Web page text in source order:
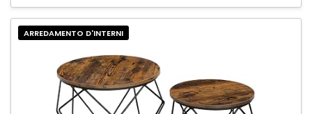
ARREDAMENTO D'INTERNI